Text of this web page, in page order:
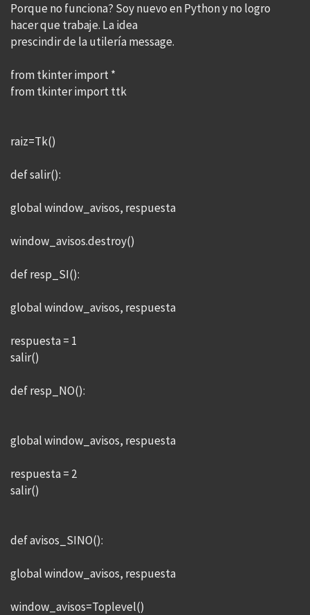
Porque no funciona? Soy nuevo en Python y no logro
hacer que trabaje. La idea
prescindir de la utilería message.
from tkinter import *
from tkinter import ttk
raiz=Tk()
def salir():
global window_avisos, respuesta
window_avisos.destroy()
def resp_SI():
global window_avisos, respuesta
respuesta = 1
salir()
def resp_NO():
global window_avisos, respuesta
respuesta = 2
salir()
def avisos_SINO():
global window_avisos, respuesta
window_avisos=Toplevel()